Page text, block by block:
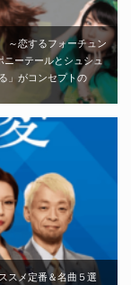
～恋するフォーチュン
ニーテールとシュシュ
」がコンセプトの
スメ定番＆名曲５選